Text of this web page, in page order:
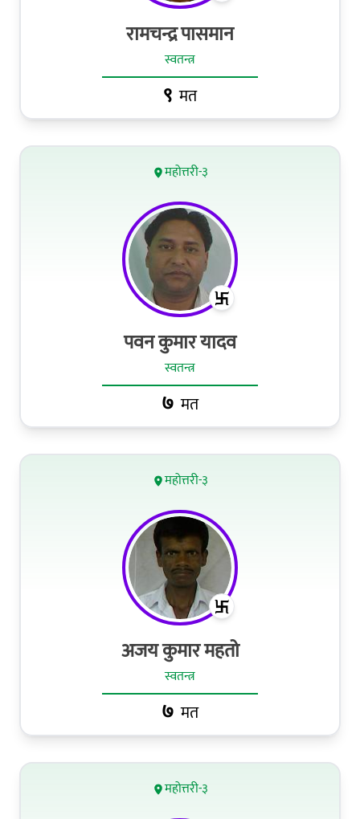
रामचन्द्र पासमान
स्वतन्त्र
९ मत
महोत्तरी-३
पवन कुमार यादव
स्वतन्त्र
७ मत
महोत्तरी-३
अजय कुमार महतो
स्वतन्त्र
७ मत
महोत्तरी-३